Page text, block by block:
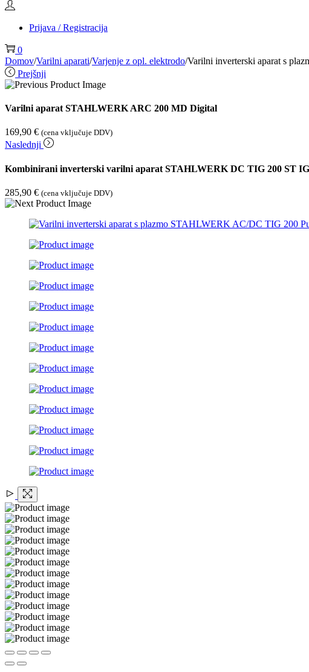
Prijava / Registracija
0
Domov/Varilni aparati/Varjenje z opl. elektrodo/Varilni inverterski aparat s
Prejšnji
Varilni aparat STAHLWERK ARC 200 MD Digital
169,90 € (cena vključuje DDV)
Naslednji
Kombinirani inverterski varilni aparat STAHLWERK DC TIG 200 ST
285,90 € (cena vključuje DDV)